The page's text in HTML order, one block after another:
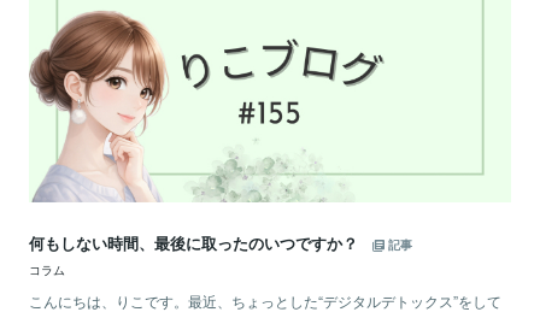
何もしない時間、最後に取ったのいつですか？
記事
コラム
こんにちは、りこです。最近、ちょっとした“デジタルデトックス”をして